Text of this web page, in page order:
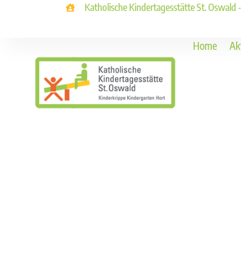
Katholische Kindertagesstätte St.
Home